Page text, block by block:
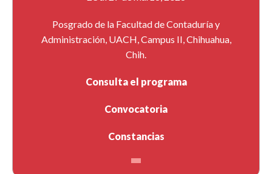
Posgrado de la Facultad de Contaduría y
Administración, UACH, Campus II, Chihuahua,
Chih.
Consulta el programa
Convocatoria
Constancias